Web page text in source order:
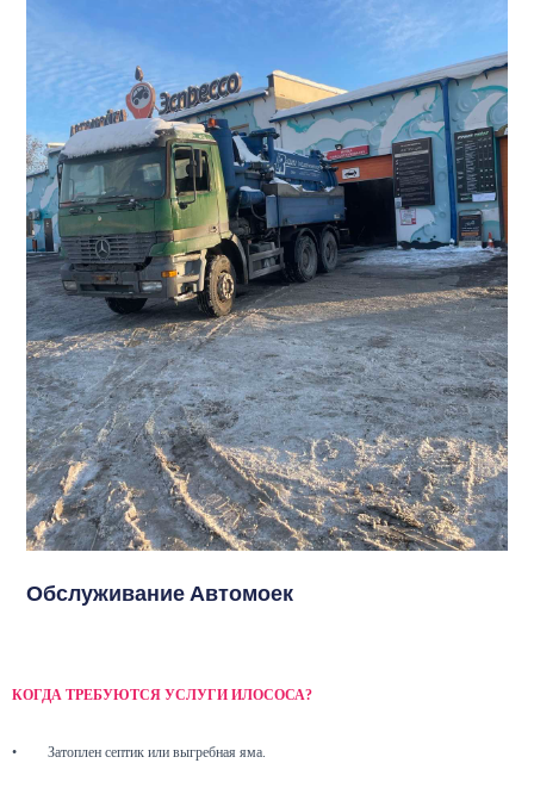
Обслуживание Автомоек
КОГДА ТРЕБУЮТСЯ УСЛУГИ ИЛОСОСА?
• Затоплен септик или выгребная яма.